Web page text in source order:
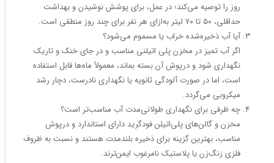
روز را توصیه می‌کند؛ در عمل، برای پوشش نوشیدن و بهداشت
حداقلی، ۵۰ تا ۷۰ لیتر به‌ازای هر نفر برای چند روز منطقی است.​
آیا آب ذخیره‌شده خراب یا مسموم می‌شود؟
اگر آب تمیز در مخزن پلی اتیلنی مناسب و در جای خنک و تاریک
نگهداری شود و درپوش آن بسته بماند، معمولاً ماه‌ها قابل استفاده
است، اما در صورت آلودگی ثانویه یا نگهداری نادرست، دچار رشد
میکروبی می‌گردد.​
چه ظرفی برای نگهداری طولانی‌مدت آب مناسب‌تر است؟
مخزن و گالن‌های پلی‌اتیلن فودگرید دارای استاندارد و درپوش
مناسب، بهترین گزینه برای ذخیره بلندمدت هستند و نسبت به ظروف
فلزی زنگ‌زن یا پلاستیک نامرغوب ایمن‌ترند.​